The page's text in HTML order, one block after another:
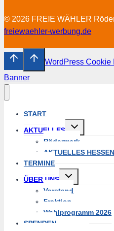
© 2026 FREIE WÄHLER
freiewaehler-werbung.de
WordPress
Banner
START
AKTUELLES
Untermenü
Rödermark
AKTUELLES HESSEN
TERMINE
ÜBER UNS
Untermenü
Vorstand
Fraktion
Wahlprogramm 2026
SPENDEN